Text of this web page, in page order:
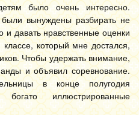
было очень интересно.
вынуждены разбирать не
и давать нравственные оценки
который мне достался,
Чтобы удержать внимание,
и объявил соревнование.
в конце полугодия
иллюстрированные